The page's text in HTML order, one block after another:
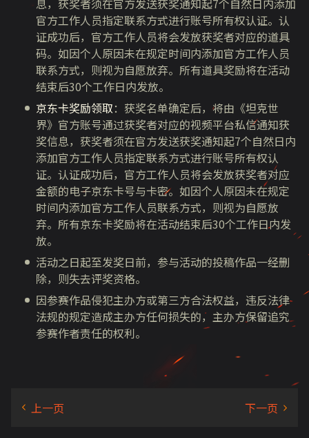
息，获奖者须在官方发送获奖通知起7个自然日内添加
官方工作人员指定联系方式进行账号所有权认证。认
证成功后，官方工作人员将会发放获奖者对应的道具
码。如因个人原因未在规定时间内添加官方工作人员
联系方式，则视为自愿放弃。所有道具奖励将在活动
结束后30个工作日内发放。
京东卡奖励领取：获奖名单确定后，将由《坦克世
界》官方账号通过获奖者对应的视频平台私信通知获
奖信息，获奖者须在官方发送获奖通知起7个自然日内
添加官方工作人员指定联系方式进行账号所有权认
证。认证成功后，官方工作人员将会发放获奖者对应
金额的电子京东卡号与卡密。如因个人原因未在规定
时间内添加官方工作人员联系方式，则视为自愿放
弃。所有京东卡奖励将在活动结束后30个工作日内发
放。
活动之日起至发奖日前，参与活动的投稿作品一经删
除，则失去评奖资格。
因参赛作品侵犯主办方或第三方合法权益，违反法律
法规的规定造成主办方任何损失的，主办方保留追究
参赛作者责任的权利。